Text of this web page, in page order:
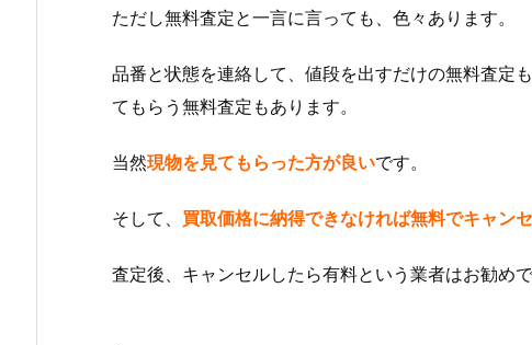
ただし無料査定と一言に言っても、色々あります。
品番と状態を連絡して、値段を出すだけの無料査定
てもらう無料査定もあります。
当然現物を見てもらった方が良いです。
そして、 買取価格に納得できなければ無料でキャン
査定後、キャンセルしたら有料という業者はお勧めで